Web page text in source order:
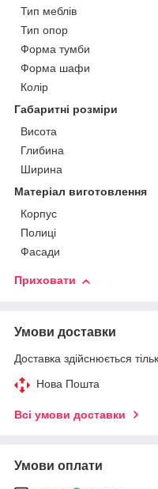
Тип меблів
Тип опор
Форма тумби
Форма шафи
Колір
Габаритні розміри
Висота
Глибина
Ширина
Матеріал виготовлення
Корпус
Полиці
Фасади
Приховати
Умови доставки
Доставка здійснюється
Нова Пошта
Всі умови доставки
Умови оплати